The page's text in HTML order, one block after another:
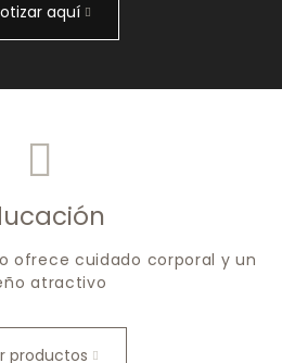
aquí
ofrece cuidado corporal y un
atractivo
productos